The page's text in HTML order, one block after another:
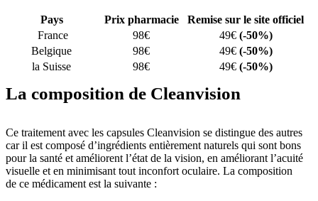
Pays Prix pharmacie
Remise sur le site officiel
France
98€ 49€ (-50%)
Belgique
98€ 49€ (-50%)
la Suisse
98€ 49€ (-50%)
La composition de Cleanvision
Ce traitement avec les capsules Cleanvision se distingue des autres
car il est composé d’ingrédients entièrement naturels qui sont bons
pour la santé et améliorent l’état de la vision, en améliorant l’acuité
visuelle et en minimisant tout inconfort oculaire. La composition
de ce médicament est la suivante :